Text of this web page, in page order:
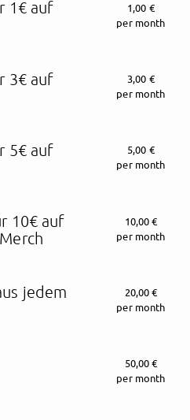
supportLuke
1€ auf
1,00 €
per month
3€ auf
3,00 €
per month
5€ auf
5,00 €
per month
10€ auf
10,00 €
per month
jedem
20,00 €
per month
50,00 €
per month